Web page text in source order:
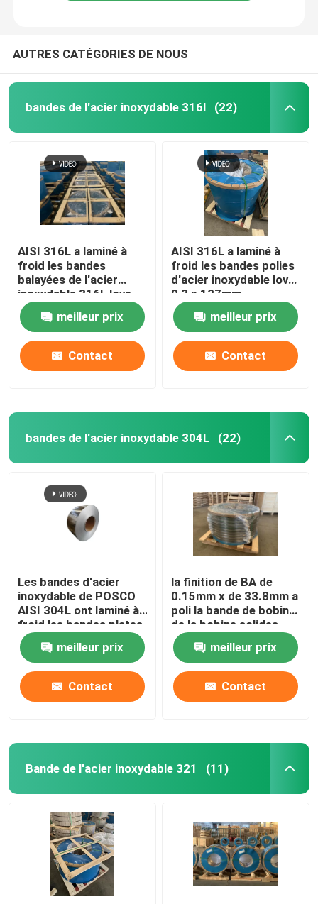
AUTRES CATÉGORIES DE NOUS
bandes de l'acier inoxydable 316l (22)
AISI 316L a laminé à
froid les bandes
balayées de l'acier
inoxydable 316L love
0.15mm * 48mm
meilleur prix
Contact
AISI 316L a laminé à
froid les bandes polies
d'acier inoxydable love
0,3 x 127mm
meilleur prix
Contact
bandes de l'acier inoxydable 304L (22)
Les bandes d'acier
inoxydable de POSCO
AISI 304L ont laminé à
froid les bandes plates
en métal 0.2*50.5mm
meilleur prix
Contact
la finition de BA de
0.15mm x de 33.8mm a
poli la bande de bobine
de la bobine solides
solubles 304 d'acier
inoxydablemeilleur prix
Contact
Bande de l'acier inoxydable 321 (11)